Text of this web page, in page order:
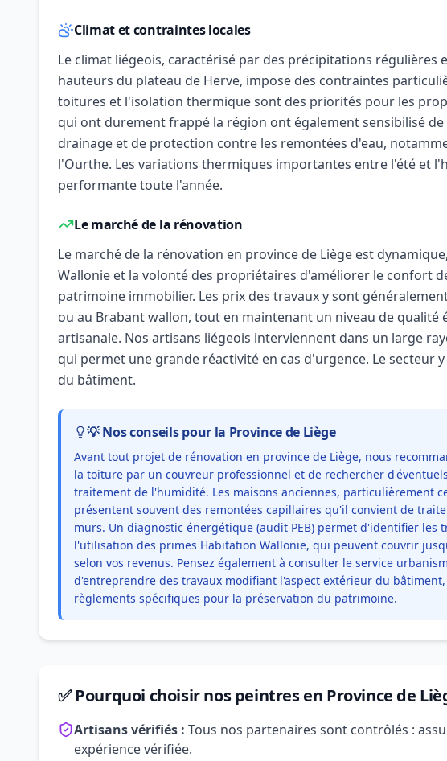
Climat et contraintes locales
Le climat liégeois, caractérisé par des précipitations régulières
hauteurs du plateau de Herve, impose des contraintes
toitures et l'isolation thermique sont des priorités pour les
qui ont durement frappé la région ont également sensibilisé
drainage et de protection contre les remontées d'eau,
l'Ourthe. Les variations thermiques importantes entre l'été et
performante toute l'année.
Le marché de la rénovation
Le marché de la rénovation en province de Liège est
Wallonie et la volonté des propriétaires d'améliorer le confort
patrimoine immobilier. Les prix des travaux y sont
ou au Brabant wallon, tout en maintenant un niveau de qualité
artisanale. Nos artisans liégeois interviennent dans un large
qui permet une grande réactivité en cas d'urgence. Le secteur
du bâtiment.
💡 Nos conseils pour la Province de Liège
Avant tout projet de rénovation en province de Liège, nous
la toiture par un couvreur professionnel et de rechercher
traitement de l'humidité. Les maisons anciennes, particulièrement
présentent souvent des remontées capillaires qu'il convient de
murs. Un diagnostic énergétique (audit PEB) permet d'identifier les
l'utilisation des primes Habitation Wallonie, qui peuvent couvrir
selon vos revenus. Pensez également à consulter le service
d'entreprendre des travaux modifiant l'aspect extérieur du
règlements spécifiques pour la préservation du patrimoine.
✅ Pourquoi choisir nos peintres en Province de
Artisans vérifiés : Tous nos partenaires sont contrôlés :
expérience vérifiée.